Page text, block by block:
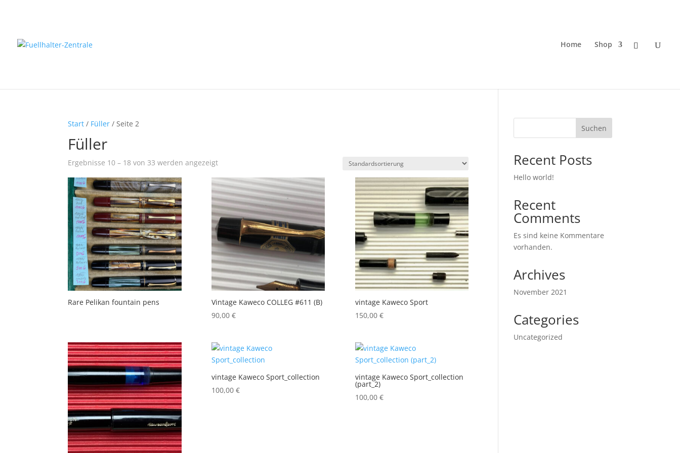
Home Shop
Start / Füller / Seite 2
Füller
Ergebnisse 10 – 18 von 33 werden angezeigt
Rare Pelikan fountain pens
Vintage Kaweco COLLEG #611 (B)
90,00 €
vintage Kaweco Sport
150,00 €
vintage Kaweco Sport_collection
100,00 €
vintage Kaweco Sport_collection
(part_2)
100,00 €
Suchen
Recent Posts
Hello world!
Recent
Comments
Es sind keine Kommentare
vorhanden.
Archives
November 2021
Categories
Uncategorized